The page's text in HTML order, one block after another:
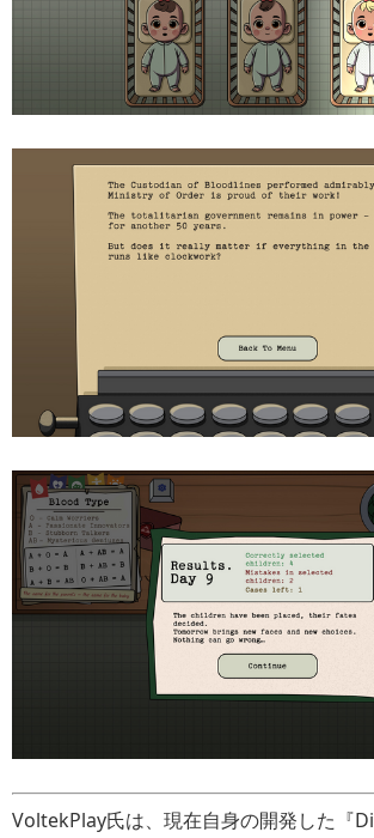
VoltekPlay氏は、現在自身の開発した『